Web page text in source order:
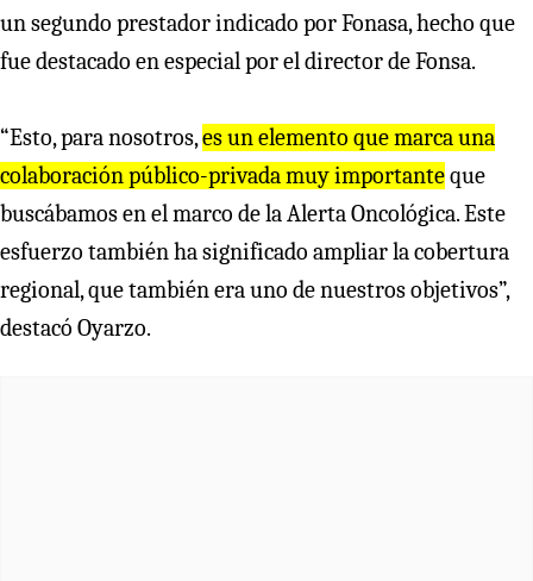
un segundo prestador indicado por Fonasa, hecho que
fue destacado en especial por el director de Fonsa.
“Esto, para nosotros,es un elemento que marca una
colaboración público-privada muy importanteque
buscábamos en el marco de la Alerta Oncológica. Este
esfuerzo también ha significado ampliar la cobertura
regional, que también era uno de nuestros objetivos”,
destacó Oyarzo.